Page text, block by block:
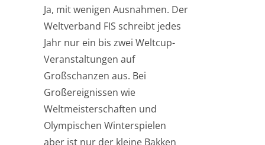
Ja, mit wenigen Ausnahmen. Der
Weltverband FIS schreibt jedes
Jahr nur ein bis zwei Weltcup-
Veranstaltungen auf
Großschanzen aus. Bei
Großereignissen wie
Weltmeisterschaften und
Olympischen Winterspielen
aber ist nur der kleine Bakken